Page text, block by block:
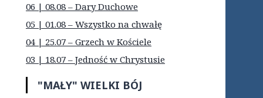
06 | 08.08 – Dary Duchowe
05 | 01.08 – Wszystko na chwałę
04 | 25.07 – Grzech w Kościele
03 | 18.07 – Jedność w Chrystusie
"MAŁY" WIELKI BÓJ